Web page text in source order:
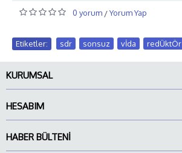
0 yorum /Yorum Yap
Etiketler: sdr sonsuz vİda redÜktÖr
KURUMSAL
HESABIM
HABER BÜLTENI